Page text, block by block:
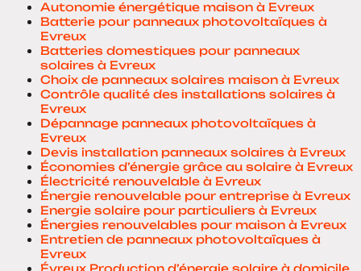
Autonomie énergétique maison à Evreux
Batterie pour panneaux photovoltaïques à
Evreux
Batteries domestiques pour panneaux
solaires à Evreux
Choix de panneaux solaires maison à Evreux
Contrôle qualité des installations solaires à
Evreux
Dépannage panneaux photovoltaïques à
Evreux
Devis installation panneaux solaires à Evreux
Économies d’énergie grâce au solaire à Evreux
Électricité renouvelable à Evreux
Énergie renouvelable pour entreprise à Evreux
Energie solaire pour particuliers à Evreux
Énergies renouvelables pour maison à Evreux
Entretien de panneaux photovoltaïques à
Evreux